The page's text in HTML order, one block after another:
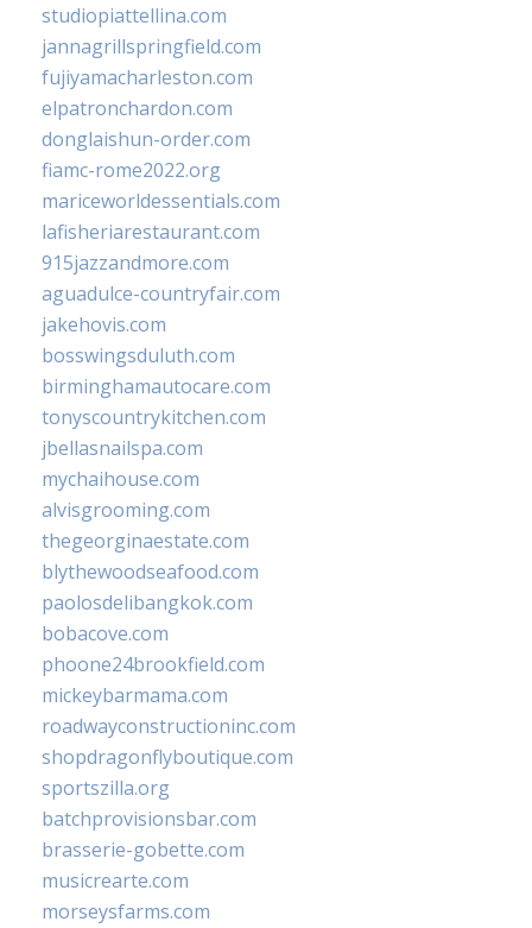
studiopiattellina.com
jannagrillspringfield.com
fujiyamacharleston.com
elpatronchardon.com
donglaishun-order.com
fiamc-rome2022.org
mariceworldessentials.com
lafisheriarestaurant.com
915jazzandmore.com
aguadulce-countryfair.com
jakehovis.com
bosswingsduluth.com
birminghamautocare.com
tonyscountrykitchen.com
jbellasnailspa.com
mychaihouse.com
alvisgrooming.com
thegeorginaestate.com
blythewoodseafood.com
paolosdelibangkok.com
bobacove.com
phoone24brookfield.com
mickeybarmama.com
roadwayconstructioninc.com
shopdragonflyboutique.com
sportszilla.org
batchprovisionsbar.com
brasserie-gobette.com
musicrearte.com
morseysfarms.com